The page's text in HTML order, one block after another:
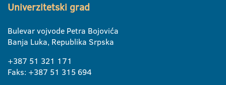
Univerzitetski grad
Bulevar vojvode Petra Bojovića
Banja Luka, Republika Srpska
+387 51 321 171
Faks: +387 51 315 694